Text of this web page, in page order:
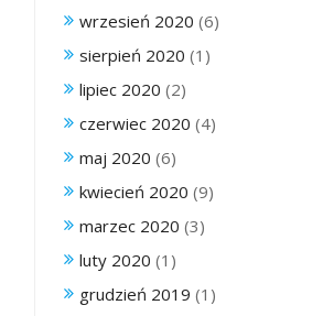
wrzesień 2020 (6)
sierpień 2020 (1)
lipiec 2020 (2)
czerwiec 2020 (4)
maj 2020 (6)
kwiecień 2020 (9)
marzec 2020 (3)
luty 2020 (1)
grudzień 2019 (1)